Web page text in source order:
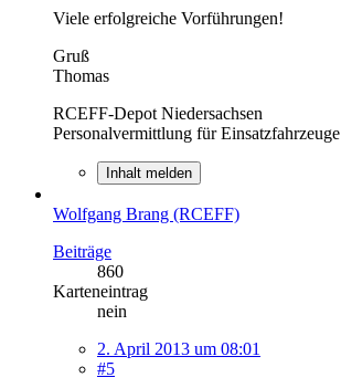
Viele erfolgreiche Vorführungen!
Gruß
Thomas
RCEFF-Depot Niedersachsen
Personalvermittlung für Einsatzfahrzeuge
Inhalt melden
Wolfgang Brang (RCEFF)
Beiträge
860
Karteneintrag
nein
2. April 2013 um 08:01
#5